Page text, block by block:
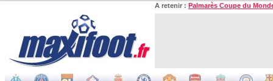
A retenir : Palmarès Coupe du